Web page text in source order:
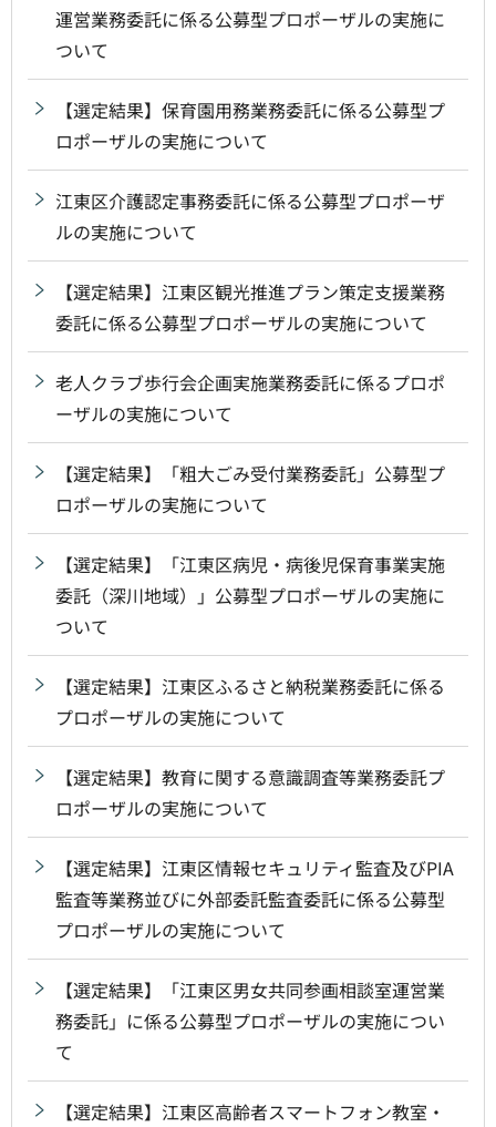
運営業務委託に係る公募型プロポーザルの実施に
ついて
【選定結果】保育園用務業務委託に係る公募型プ
ロポーザルの実施について
江東区介護認定事務委託に係る公募型プロポーザ
ルの実施について
【選定結果】江東区観光推進プラン策定支援業務
委託に係る公募型プロポーザルの実施について
老人クラブ歩行会企画実施業務委託に係るプロポ
ーザルの実施について
【選定結果】「粗大ごみ受付業務委託」公募型プ
ロポーザルの実施について
【選定結果】「江東区病児・病後児保育事業実施
委託（深川地域）」公募型プロポーザルの実施に
ついて
【選定結果】江東区ふるさと納税業務委託に係る
プロポーザルの実施について
【選定結果】教育に関する意識調査等業務委託プ
ロポーザルの実施について
【選定結果】江東区情報セキュリティ監査及びPIA
監査等業務並びに外部委託監査委託に係る公募型
プロポーザルの実施について
【選定結果】「江東区男女共同参画相談室運営業
務委託」に係る公募型プロポーザルの実施につい
て
【選定結果】江東区高齢者スマートフォン教室・